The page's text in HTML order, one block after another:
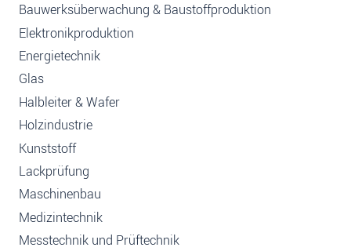
Bauwerksüberwachung & Baustoffproduktion
Elektronikproduktion
Energietechnik
Glas
Halbleiter & Wafer
Holzindustrie
Kunststoff
Lackprüfung
Maschinenbau
Medizintechnik
Messtechnik und Prüftechnik